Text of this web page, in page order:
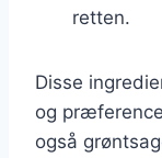
retten.
Disse
og
også